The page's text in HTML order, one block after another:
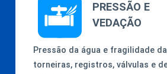
PRESSÃO E
VEDAÇÃO
Pressão da água e fragilidade
torneiras, registros, válvulas e